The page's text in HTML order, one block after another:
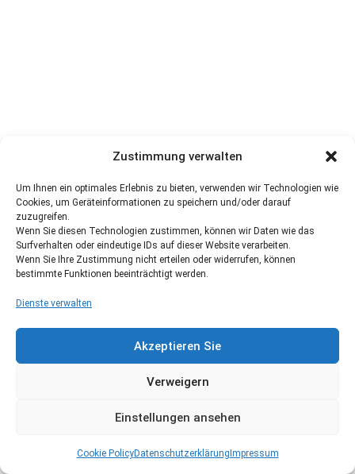
Zustimmung verwalten
Um Ihnen ein optimales Erlebnis zu bieten, verwenden wir Technologien wie
Cookies, um Geräteinformationen zu speichern und/oder darauf
zuzugreifen.
Wenn Sie diesen Technologien zustimmen, können wir Daten wie das
Surfverhalten oder eindeutige IDs auf dieser Website verarbeiten.
Wenn Sie Ihre Zustimmung nicht erteilen oder widerrufen, können
bestimmte Funktionen beeinträchtigt werden.
Dienste verwalten
Akzeptieren Sie
Verweigern
Einstellungen ansehen
Cookie PolicyDatenschutzerklärung Impressum